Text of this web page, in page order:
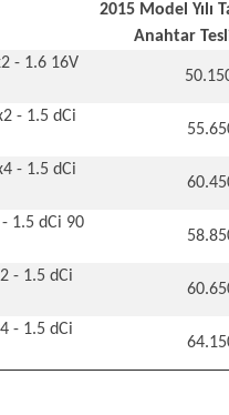
2015 Model Yılı
Anahtar
- 1.6 16V
- 1.5 dCi
- 1.5 dCi
1.5 dCi 90
- 1.5 dCi
- 1.5 dCi